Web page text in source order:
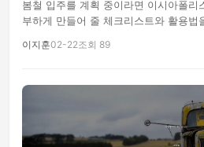
봄철 입주를 계획 중이라면 이시아폴리
부하게 만들어 줄 체크리스트와 활용법
이지훈02-22조회 89